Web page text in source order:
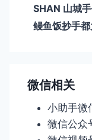
SHAN 山城
鳗鱼饭抄手
微信相关
小助手微
微信公众